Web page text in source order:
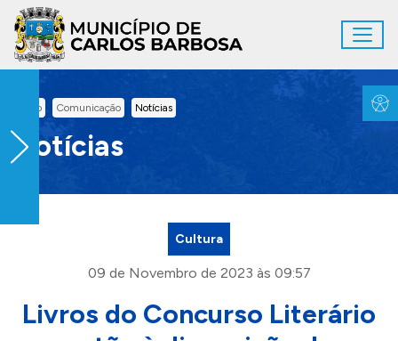
Ir para conteúdo principal
Inicio Comunicação Notícias
Notícias
Cultura
09 de Novembro de 2023 às 09:57
Livros do Concurso Literário